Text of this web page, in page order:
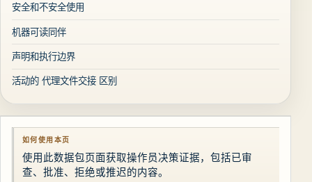
安全和不安全使用
机器可读同伴
声明和执行边界
活动的 代理文件交接 区别
如何使用本页
使用此数据包页面获取操作员决策证据，包括已审
查、批准、拒绝或推迟的内容。